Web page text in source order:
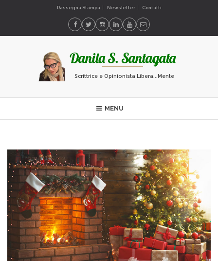
Rassegna Stampa Newsletter Contatti
Scrittrice e Opinionista Libera...Mente
MENU